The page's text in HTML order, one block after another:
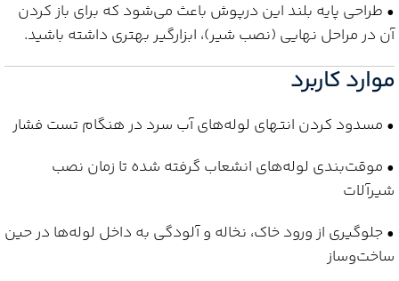
• طراحی پایه بلند این درپوش باعث می‌شود که برای باز کردن
آن در مراحل نهایی (نصب شیر)، ابزارگیر بهتری داشته باشید.
موارد کاربرد
• مسدود کردن انتهای لوله‌های آب سرد در هنگام تست فشار
• موقت‌بندی لوله‌های انشعاب گرفته شده تا زمان نصب
شیرآلات
• جلوگیری از ورود خاک، نخاله و آلودگی به داخل لوله‌ها در حین
ساخت‌وساز